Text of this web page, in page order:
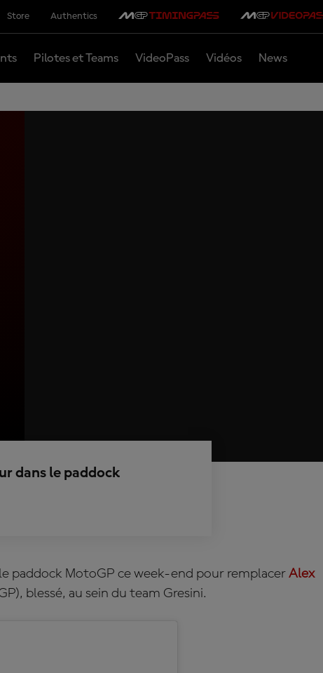
Store Authentics
Pilotes et Teams VideoPass Vidéos News
dans le paddock
paddock MotoGP ce week-end pour remplacerAlex
, blessé, au sein du team Gresini.